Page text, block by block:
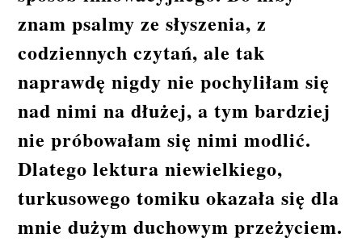
znam psalmy ze słyszenia, z
codziennych czytań, ale tak
naprawdę nigdy nie pochyliłam się
nad nimi na dłużej, a tym bardziej
nie próbowałam się nimi modlić.
Dlatego lektura niewielkiego,
turkusowego tomiku okazała się dla
mnie dużym duchowym przeżyciem.